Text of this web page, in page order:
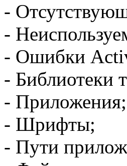
-
-
- Ошибки
- Библиотеки
- Приложения;
- Шрифты;
- Пути